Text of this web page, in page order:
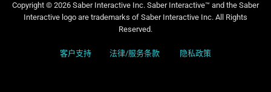
Copyright © 2026 Saber Interactive Inc. Saber Interactive™ and the Saber
Interactive logo are trademarks of Saber Interactive Inc. All Rights
Reserved.
客户支持 法律/服务条款 隐私政策